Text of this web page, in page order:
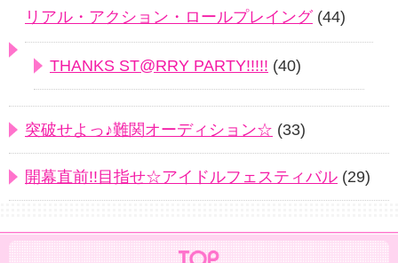
リアル・アクション・ロールプレイング(44)
THANKS ST@RRY PARTY!!!!! (40)
突破せよっ♪難関オーディション☆ (33)
開幕直前!!目指せ☆アイドルフェスティバル (29)